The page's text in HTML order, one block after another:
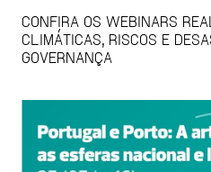
CONFIRA OS WEBINARS
CLIMÁTICAS, RISCOS E
GOVERNANÇA